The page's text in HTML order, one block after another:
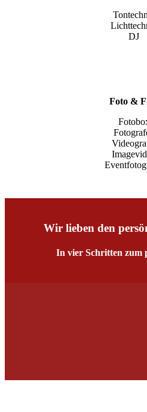
DJ
Foto &
Wir lieben den
In vier Schritten zum